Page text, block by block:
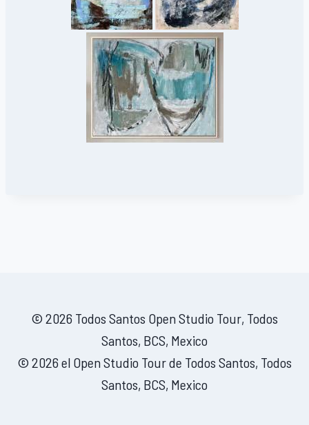
© 2026 Todos Santos Open Studio Tour, Todos
Santos, BCS, Mexico
© 2026 el Open Studio Tour de Todos Santos, Todos
Santos, BCS, Mexico